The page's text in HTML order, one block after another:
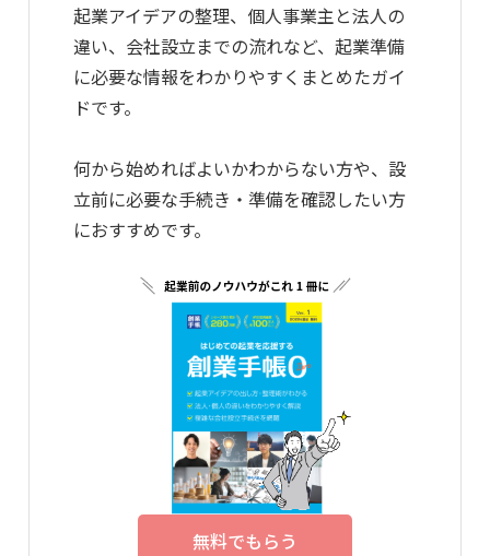
起業アイデアの整理、個人事業主と法人の
違い、会社設立までの流れなど、起業準備
に必要な情報をわかりやすくまとめたガイ
ドです。
何から始めればよいかわからない方や、設
立前に必要な手続き・準備を確認したい方
におすすめです。
無料でもらう